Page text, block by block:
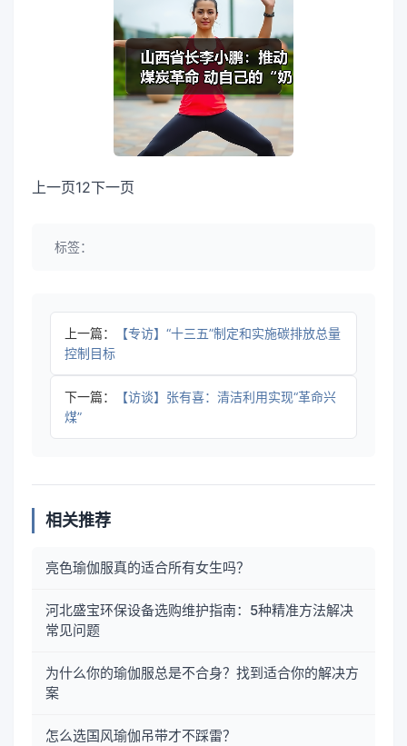
上一页12下一页
标签：
上一篇：
【专访】“十三五”制定和实施碳排放总量
控制目标
下一篇：
【访谈】张有喜：清洁利用实现“革命兴
煤”
相关推荐
亮色瑜伽服真的适合所有女生吗？
河北盛宝环保设备选购维护指南：5种精准方法解决
常见问题
为什么你的瑜伽服总是不合身？找到适合你的解决方
案
怎么选国风瑜伽吊带才不踩雷？